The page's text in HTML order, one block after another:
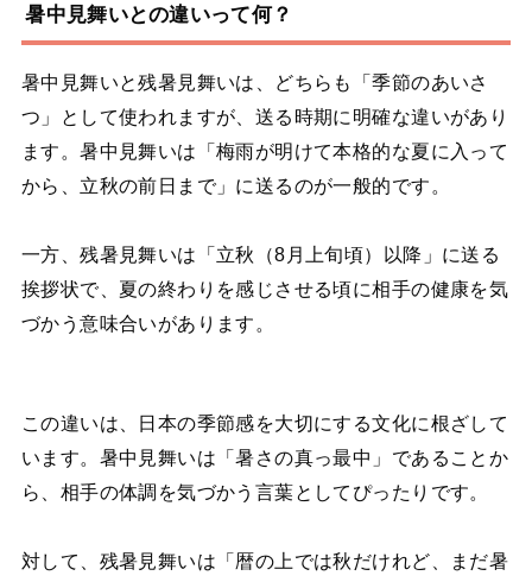
暑中見舞いとの違いって何？
暑中見舞いと残暑見舞いは、どちらも「季節のあいさ
つ」として使われますが、送る時期に明確な違いがあり
ます。暑中見舞いは「梅雨が明けて本格的な夏に入って
から、立秋の前日まで」に送るのが一般的です。
一方、残暑見舞いは「立秋（8月上旬頃）以降」に送る
挨拶状で、夏の終わりを感じさせる頃に相手の健康を気
づかう意味合いがあります。
この違いは、日本の季節感を大切にする文化に根ざして
います。暑中見舞いは「暑さの真っ最中」であることか
ら、相手の体調を気づかう言葉としてぴったりです。
対して、残暑見舞いは「暦の上では秋だけれど、まだ暑